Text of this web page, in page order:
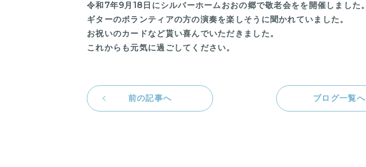
令和7年9月18日にシルバーホームおおの郷で敬老会をを開催しました。
ギターのボランティアの方の演奏を楽しそうに聞かれていました。
お祝いのカードなど貰い喜んでいただきました。
これからも元気に過ごしてください。
前の記事へ ブログ一覧へ